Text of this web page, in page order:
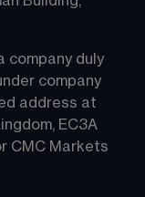
company duly
company
address at
EC3A
CMC Markets